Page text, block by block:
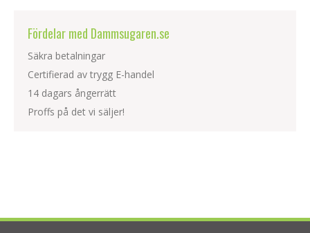
Fördelar med Dammsugaren.se
Säkra betalningar
Certifierad av trygg E-handel
14 dagars ångerrätt
Proffs på det vi säljer!